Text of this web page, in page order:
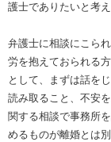
護士でありたいと考え
弁護士に相談にこら
労を抱えておられる
として、まずは話を
読み取ること、不安
関する相談で事務所
めるものが離婚とは